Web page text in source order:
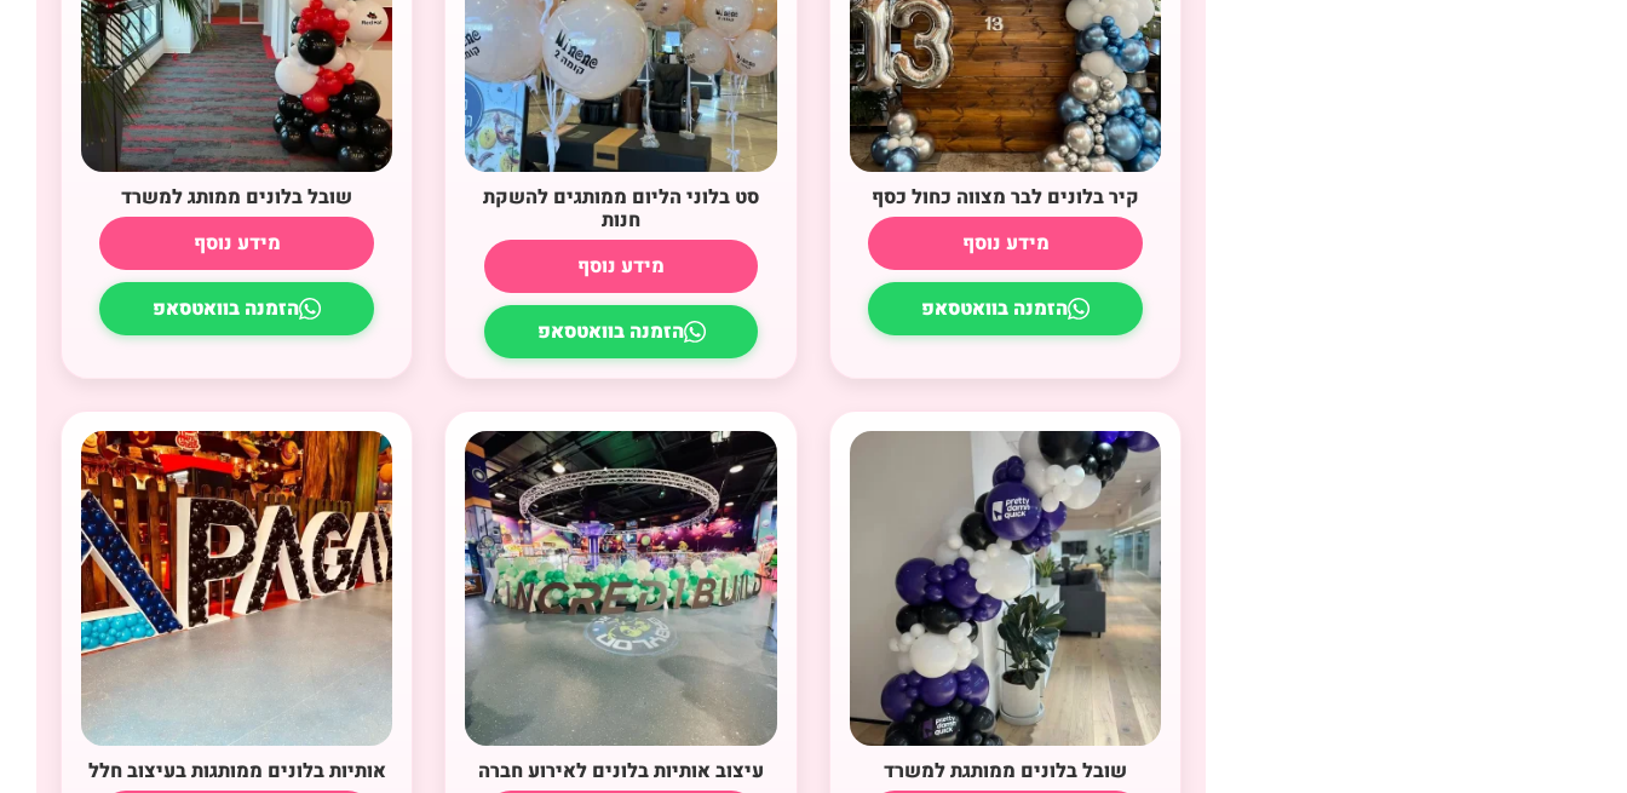
קיר בלונים לבר מצווה כחול כסף
מידע נוסף
הזמנה בוואטסאפ
סט בלוני הליום ממותגים להשקת
חנות
מידע נוסף
הזמנה בוואטסאפ
שובל בלונים ממותג למשרד
מידע נוסף
הזמנה בוואטסאפ
שובל בלונים ממותגת למשרד
עיצוב אותיות בלונים לאירוע חברה
אותיות בלונים ממותגות בעיצוב חלל